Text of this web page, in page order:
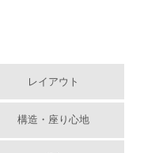
レイアウト
構造・座り心地